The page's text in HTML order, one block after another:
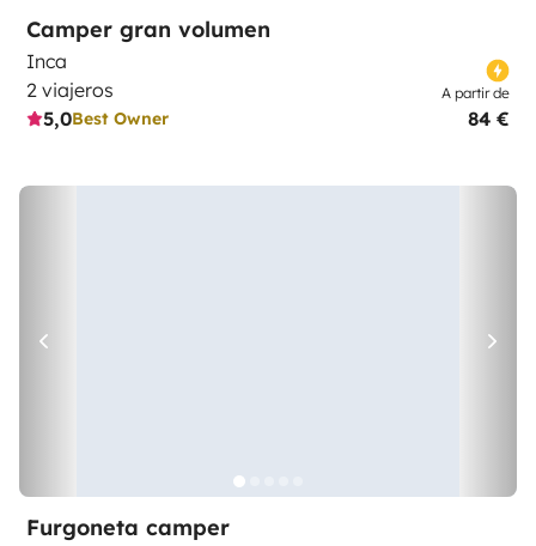
Camper gran volumen
Inca
2 viajeros
5,0Best Owner
A partir de
84 €
Furgoneta camper